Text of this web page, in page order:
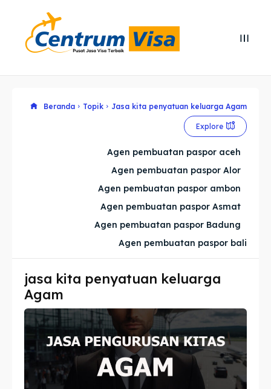
Cari
Cari
Explore our destinations
Imta
Legalisir
Apostille
Penerjemah
Explore our destinations
Imta
Legalisir
Apostille
Penerjemah
Beranda Topik Jasa kita penyatuan keluarga Agam
Explore
Agen pembuatan paspor aceh
Agen pembuatan paspor Alor
Agen pembuatan paspor ambon
Agen pembuatan paspor Asmat
Agen pembuatan paspor Badung
Agen pembuatan paspor bali
jasa kita penyatuan keluarga
Agam